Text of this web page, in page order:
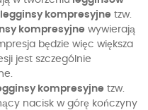
legginsy kompresyjne tzw.
kompresyjne wywierają
będzie więc większa
jest szczególnie
kompresyjne tzw.
nacisk w górę kończyny